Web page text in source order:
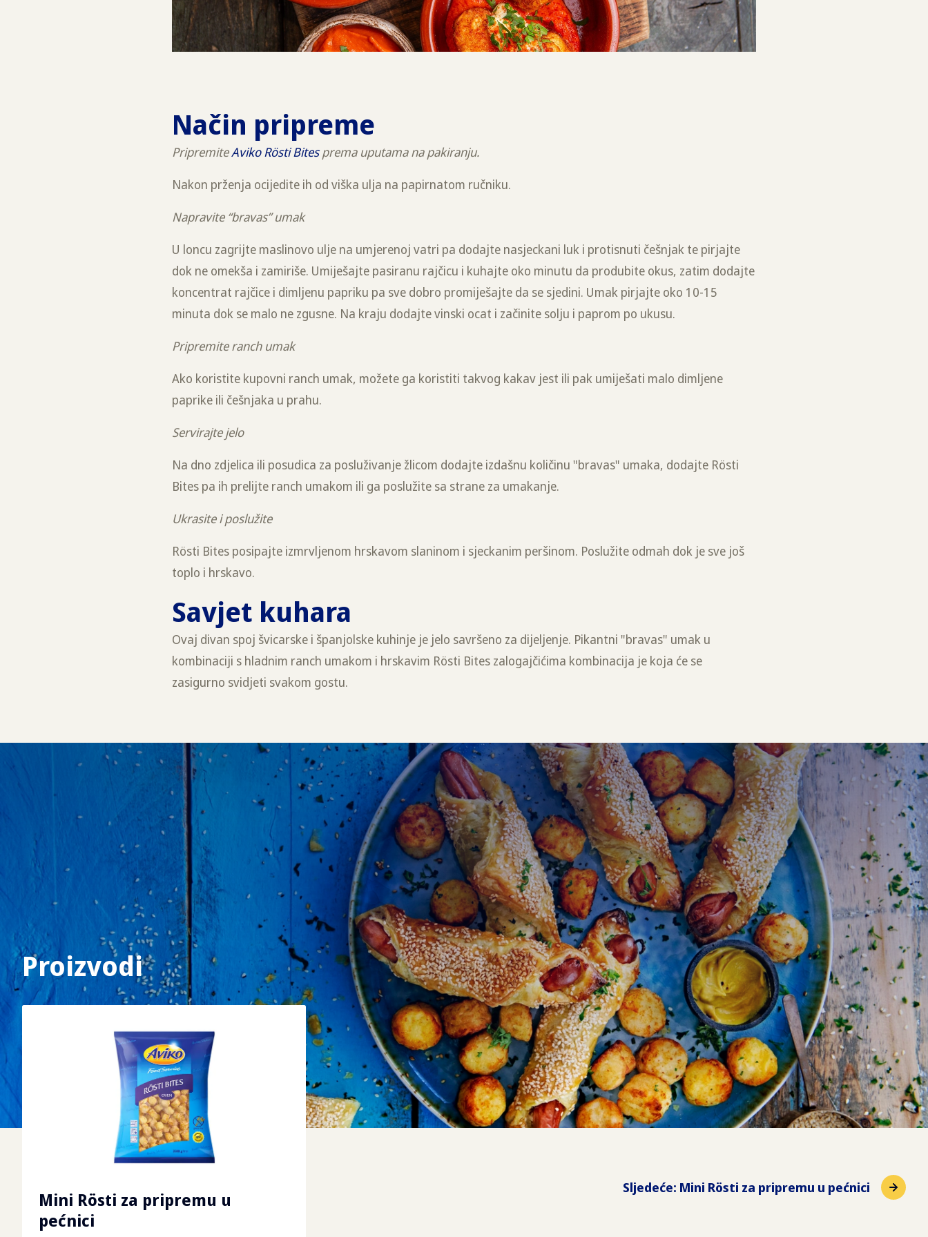
Način pripreme
PripremiteAviko Rösti Bitesprema uputama na pakiranju.
Nakon prženja ocijedite ih od viška ulja na papirnatom ručniku.
Napravite “bravas” umak
U loncu zagrijte maslinovo ulje na umjerenoj vatri pa dodajte nasjeckani luk i protisnuti češnjak te pirjajte
dok ne omekša i zamiriše. Umiješajte pasiranu rajčicu i kuhajte oko minutu da produbite okus, zatim dodajte
koncentrat rajčice i dimljenu papriku pa sve dobro promiješajte da se sjedini. Umak pirjajte oko 10-15
minuta dok se malo ne zgusne. Na kraju dodajte vinski ocat i začinite solju i paprom po ukusu.
Pripremite ranch umak
Ako koristite kupovni ranch umak, možete ga koristiti takvog kakav jest ili pak umiješati malo dimljene
paprike ili češnjaka u prahu.
Servirajte jelo
Na dno zdjelica ili posudica za posluživanje žlicom dodajte izdašnu količinu "bravas" umaka, dodajte Rösti
Bites pa ih prelijte ranch umakom ili ga poslužite sa strane za umakanje.
Ukrasite i poslužite
Rösti Bites posipajte izmrvljenom hrskavom slaninom i sjeckanim peršinom. Poslužite odmah dok je sve još
toplo i hrskavo.
Savjet kuhara
Ovaj divan spoj švicarske i španjolske kuhinje je jelo savršeno za dijeljenje. Pikantni "bravas" umak u
kombinaciji s hladnim ranch umakom i hrskavim Rösti Bites zalogajčićima kombinacija je koja će se
zasigurno svidjeti svakom gostu.
Sljedeće: Mini Rösti za pripremu u pećnici
Proizvodi
Mini Rösti za pripremu u
pećnici